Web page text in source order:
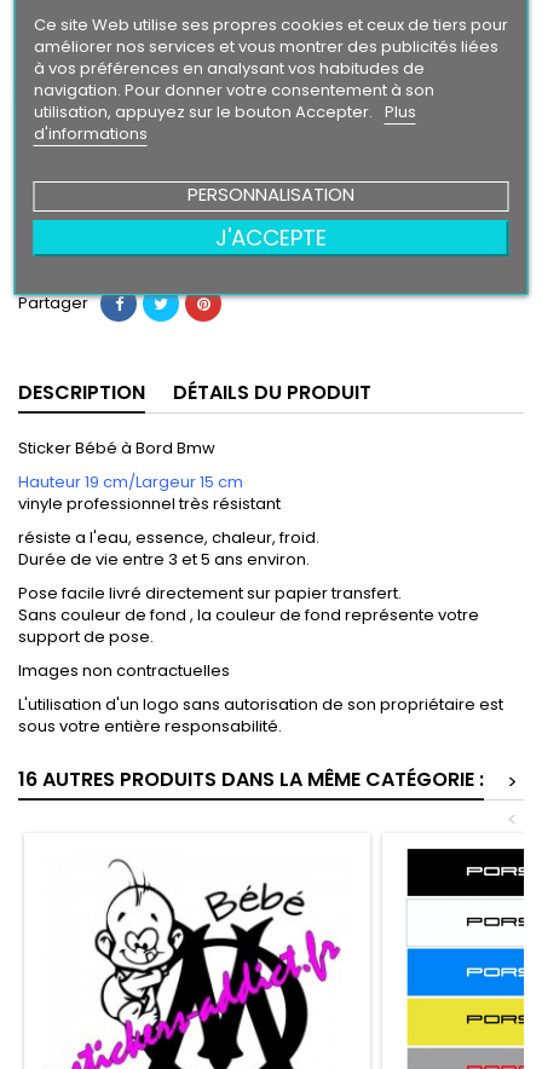
Finition
Brillant
Mat
Quantité  Ajouter au panier
Partager
DESCRIPTION DÉTAILS DU PRODUIT
Sticker Bébé à Bord Bmw
Hauteur 19 cm/Largeur 15 cm
vinyle professionnel très résistant
résiste a l'eau, essence, chaleur, froid.
Durée de vie entre 3 et 5 ans environ.
Pose facile livré directement sur papier transfert.
Sans couleur de fond , la couleur de fond représente votre
support de pose.
Images non contractuelles
L'utilisation d'un logo sans autorisation de son propriétaire est
sous votre entière responsabilité.
16 AUTRES PRODUITS DANS LA MÊME CATÉGORIE :
>
<
Ce site Web utilise ses propres cookies et ceux de tiers pour
améliorer nos services et vous montrer des publicités liées
à vos préférences en analysant vos habitudes de
navigation. Pour donner votre consentement à son
utilisation, appuyez sur le bouton Accepter. Plus
d'informations
PERSONNALISATION
J'ACCEPTE